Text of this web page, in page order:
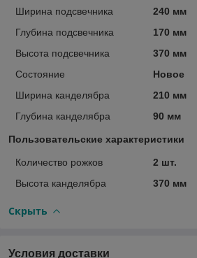
Ширина подсвечника
240 мм
Глубина подсвечника
170 мм
Высота подсвечника
370 мм
Состояние
Новое
Ширина канделябра
210 мм
Глубина канделябра
90 мм
Пользовательские характеристики
Количество рожков
2 шт.
Высота канделябра
370 мм
Скрыть
Условия доставки